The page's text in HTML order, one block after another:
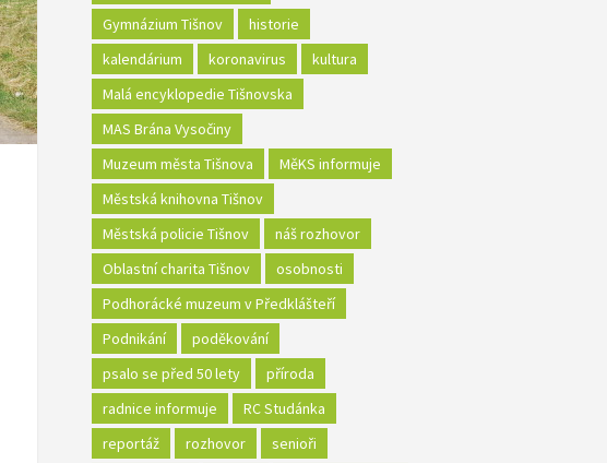
Gymnázium Tišnov
historie
kalendárium
koronavirus
kultura
Malá encyklopedie Tišnovska
MAS Brána Vysočiny
Muzeum města Tišnova
MěKS informuje
Městská knihovna Tišnov
Městská policie Tišnov
náš rozhovor
Oblastní charita Tišnov
osobnosti
Podhorácké muzeum v Předklášteří
Podnikání
poděkování
psalo se před 50 lety
příroda
radnice informuje
RC Studánka
reportáž
rozhovor
senioři